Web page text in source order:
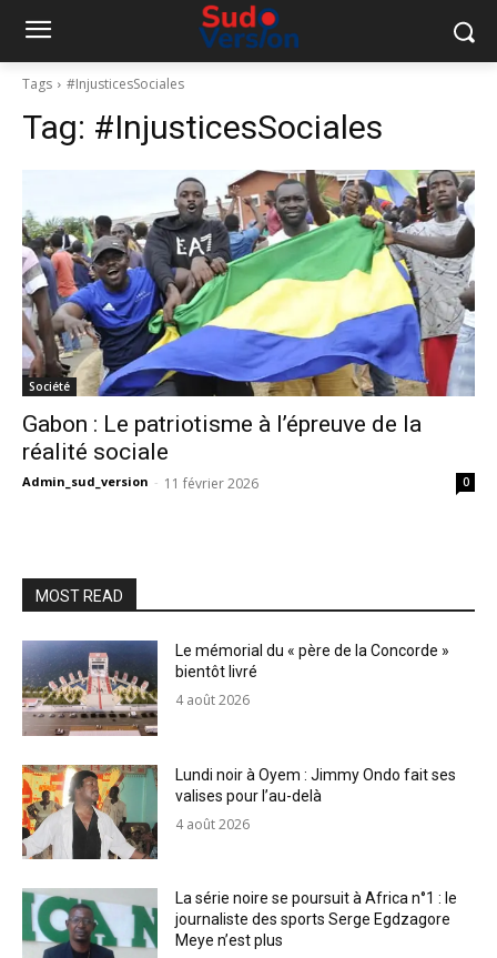
Tags #InjusticesSociales
Tag: #InjusticesSociales
Société
Gabon : Le patriotisme à l’épreuve de la
réalité sociale
Admin_sud_version - 11 février 2026 0
MOST READ
Le mémorial du « père de la Concorde »
bientôt livré
4 août 2026
Lundi noir à Oyem : Jimmy Ondo fait ses
valises pour l’au-delà
4 août 2026
La série noire se poursuit à Africa n°1 : le
journaliste des sports Serge Egdzagore
Meye n’est plus